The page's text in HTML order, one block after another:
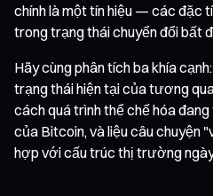
chính là một tín hiệu — các đặc
trong trạng thái chuyển đổi bất
Hãy cùng phân tích ba khía
trạng thái hiện tại của tương
cách quá trình thể chế hóa đang
của Bitcoin, và liệu câu chuyện
hợp với cấu trúc thị trường